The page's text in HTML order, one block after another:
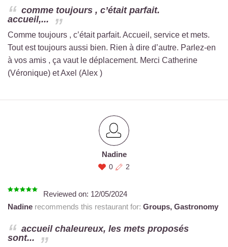
comme toujours , c’était parfait.
accueil,...
Comme toujours , c’était parfait. Accueil, service et mets.
Tout est toujours aussi bien. Rien à dire d’autre. Parlez-en
à vos amis , ça vaut le déplacement. Merci Catherine
(Véronique) et Axel (Alex )
Nadine
0 2
Reviewed on: 12/05/2024
Nadine recommends this restaurant for: Groups, Gastronomy
accueil chaleureux, les mets proposés
sont...